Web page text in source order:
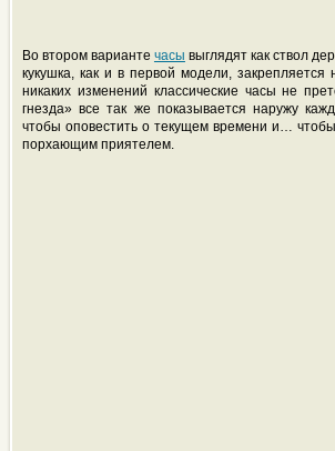
Во втором варианте часы выглядят как ствол
кукушка, как и в первой модели,
никаких изменений классические часы не
гнезда» все так же показывается наружу
чтобы оповестить о текущем времени и…
порхающим приятелем.